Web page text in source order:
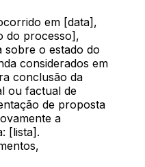
em [data],
do processo],
sobre o estado do
considerados em
conclusão da
ou factual de
de proposta
a
[lista].